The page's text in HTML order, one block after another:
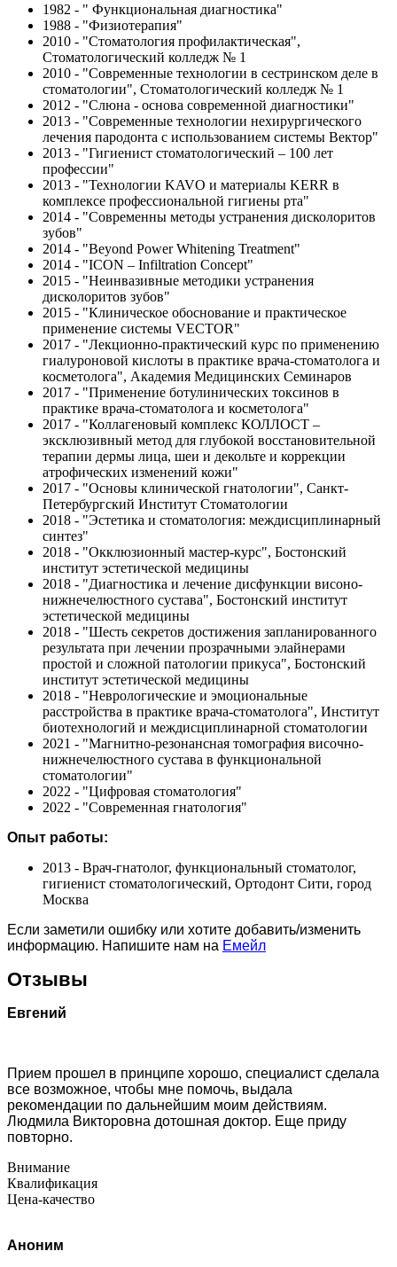
1982 - " Функциональная диагностика"
1988 - "Физиотерапия"
2010 - "Стоматология профилактическая",
Стоматологический колледж № 1
2010 - "Современные технологии в сестринском деле в
стоматологии", Стоматологический колледж № 1
2012 - "Слюна - основа современной диагностики"
2013 - "Современные технологии нехирургического
лечения пародонта с использованием системы Вектор"
2013 - "Гигиенист стоматологический – 100 лет
профессии"
2013 - "Технологии KAVO и материалы KERR в
комплексе профессиональной гигиены рта"
2014 - "Современны методы устранения дисколоритов
зубов"
2014 - "Beyond Power Whitening Treatment"
2014 - "ICON – Infiltration Concept"
2015 - "Неинвазивные методики устранения
дисколоритов зубов"
2015 - "Клиническое обоснование и практическое
применение системы VECTOR"
2017 - "Лекционно-практический курс по применению
гиалуроновой кислоты в практике врача-стоматолога и
косметолога", Академия Медицинских Семинаров
2017 - "Применение ботулинических токсинов в
практике врача-стоматолога и косметолога"
2017 - "Коллагеновый комплекс КОЛЛОСТ –
эксклюзивный метод для глубокой восстановительной
терапии дермы лица, шеи и декольте и коррекции
атрофических изменений кожи"
2017 - "Основы клинической гнатологии", Санкт-
Петербургский Институт Стоматологии
2018 - "Эстетика и стоматология: междисциплинарный
синтез"
2018 - "Окклюзионный мастер-курс", Бостонский
институт эстетической медицины
2018 - "Диагностика и лечение дисфункции висоно-
нижнечелюстного сустава", Бостонский институт
эстетической медицины
2018 - "Шесть секретов достижения запланированного
результата при лечении прозрачными элайнерами
простой и сложной патологии прикуса", Бостонский
институт эстетической медицины
2018 - "Неврологические и эмоциональные
расстройства в практике врача-стоматолога", Институт
биотехнологий и междисциплинарной стоматологии
2021 - "Магнитно-резонансная томография височно-
нижнечелюстного сустава в функциональной
стоматологии"
2022 - "Цифровая стоматология"
2022 - "Современная гнатология"
Опыт работы:
2013 - Врач-гнатолог, функциональный стоматолог,
гигиенист стоматологический, Ортодонт Сити, город
Москва
Если заметили ошибку или хотите добавить/изменить
информацию. Напишите нам на Емейл
Отзывы
Евгений
Прием прошел в принципе хорошо, специалист сделала
все возможное, чтобы мне помочь, выдала
рекомендации по дальнейшим моим действиям.
Людмила Викторовна дотошная доктор. Еще приду
повторно.
Внимание
Квалификация
Цена-качество
Аноним